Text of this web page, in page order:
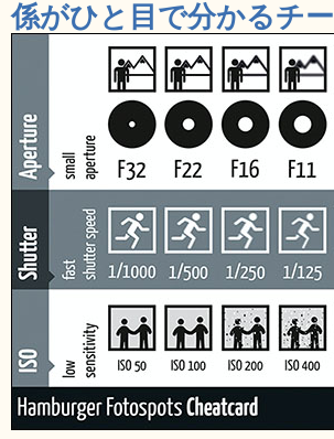
係がひと目で分かるチ